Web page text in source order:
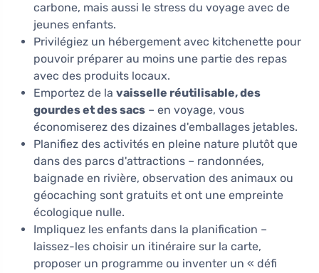
carbone, mais aussi le stress du voyage avec de
jeunes enfants.
Privilégiez un hébergement avec kitchenette pour
pouvoir préparer au moins une partie des repas
avec des produits locaux.
Emportez de la vaisselle réutilisable, des
gourdes et des sacs – en voyage, vous
économiserez des dizaines d'emballages jetables.
Planifiez des activités en pleine nature plutôt que
dans des parcs d'attractions – randonnées,
baignade en rivière, observation des animaux ou
géocaching sont gratuits et ont une empreinte
écologique nulle.
Impliquez les enfants dans la planification –
laissez-les choisir un itinéraire sur la carte,
proposer un programme ou inventer un « défi